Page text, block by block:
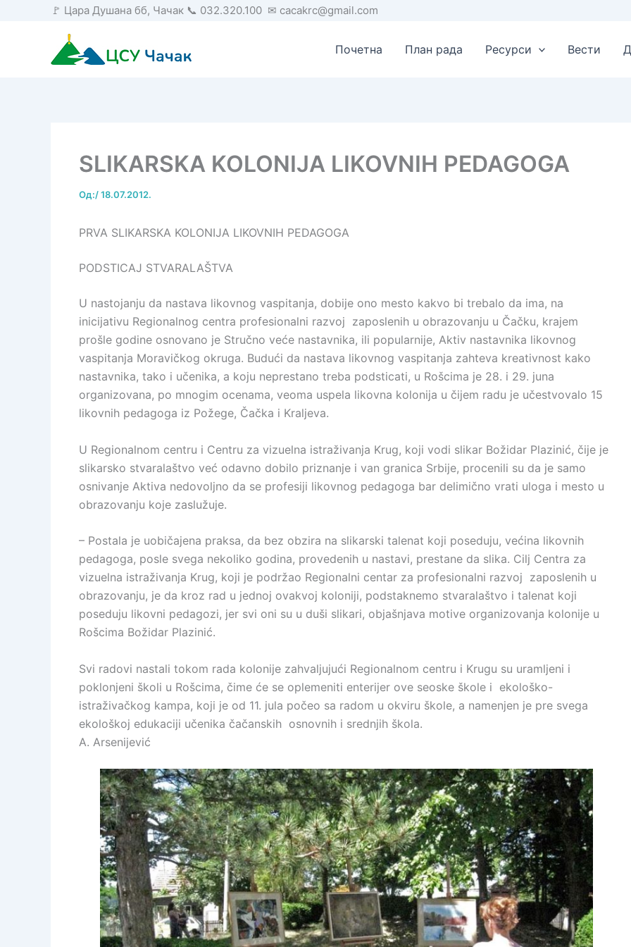
🚩 Цара Душана бб, Чачак 📞 032.320.100 ✉ cacakrc@gmail.com
Почетна План рада Ресурси Вести
SLIKARSKA KOLONIJA LIKOVNIH PEDAGOGA
Од:/18.07.2012.
PRVA SLIKARSKA KOLONIJA LIKOVNIH PEDAGOGA
PODSTICAJ STVARALAŠTVA
U nastojanju da nastava likovnog vaspitanja, dobije ono mesto kakvo bi trebalo da ima, na
inicijativu Regionalnog centra profesionalni razvoj zaposlenih u obrazovanju u Čačku, krajem
prošle godine osnovano je Stručno veće nastavnika, ili popularnije, Aktiv nastavnika likovnog
vaspitanja Moravičkog okruga. Budući da nastava likovnog vaspitanja zahteva kreativnost kako
nastavnika, tako i učenika, a koju neprestano treba podsticati, u Rošcima je 28. i 29. juna
organizovana, po mnogim ocenama, veoma uspela likovna kolonija u čijem radu je učestvovalo 15
likovnih pedagoga iz Požege, Čačka i Kraljeva.
U Regionalnom centru i Centru za vizuelna istraživanja Krug, koji vodi slikar Božidar Plazinić, čije je
slikarsko stvaralaštvo već odavno dobilo priznanje i van granica Srbije, procenili su da je samo
osnivanje Aktiva nedovoljno da se profesiji likovnog pedagoga bar delimično vrati uloga i mesto u
obrazovanju koje zaslužuje.
– Postala je uobičajena praksa, da bez obzira na slikarski talenat koji poseduju, većina likovnih
pedagoga, posle svega nekoliko godina, provedenih u nastavi, prestane da slika. Cilj Centra za
vizuelna istraživanja Krug, koji je podržao Regionalni centar za profesionalni razvoj zaposlenih u
obrazovanju, je da kroz rad u jednoj ovakvoj koloniji, podstaknemo stvaralaštvo i talenat koji
poseduju likovni pedagozi, jer svi oni su u duši slikari, objašnjava motive organizovanja kolonije u
Rošcima Božidar Plazinić.
Svi radovi nastali tokom rada kolonije zahvaljujući Regionalnom centru i Krugu su uramljeni i
poklonjeni školi u Rošcima, čime će se oplemeniti enterijer ove seoske škole i ekološko-
istraživačkog kampa, koji je od 11. jula počeo sa radom u okviru škole, a namenjen je pre svega
ekološkoj edukaciji učenika čačanskih osnovnih i srednjih škola.
A. Arsenijević